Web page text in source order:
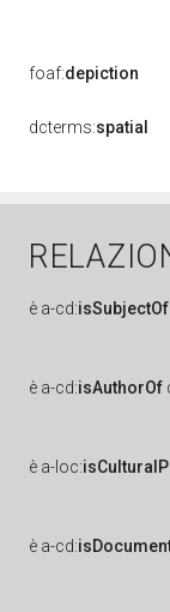
foaf:depiction
dcterms:spatial
è a-cd:isSubjectOf
è a-cd:isAuthorOf
è a-loc:
è a-cd: